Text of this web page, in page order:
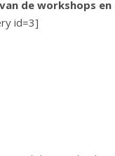
van de workshops
id=3]